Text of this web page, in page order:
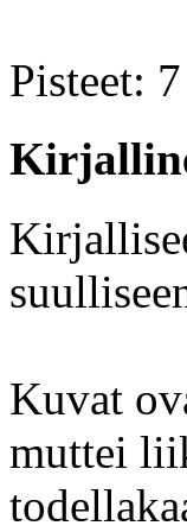
Pisteet:
Kuvat
muttei